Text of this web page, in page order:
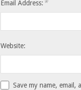
Email Address: *
Website:
Save my name,